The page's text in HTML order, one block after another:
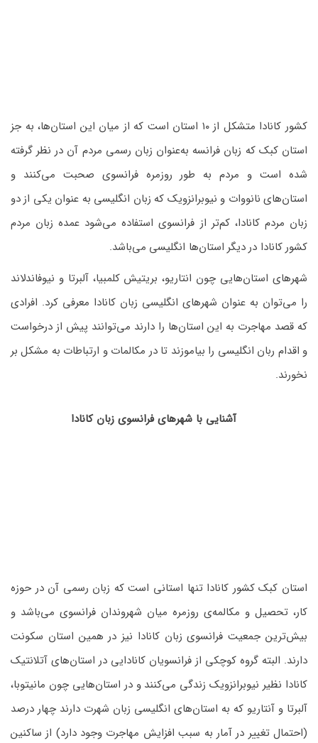
کشور کانادا متشکل از ۱۰ استان است که از میان این استان‌ها، به ‌جز
استان کبک که زبان فرانسه به‌عنوان زبان رسمی مردم آن در نظر گرفته‌
شده است و مردم به ‌طور روزمره فرانسوی صحبت می‌کنند و
استان‌های نانووات و نیوبرانزویک که زبان انگلیسی به عنوان یکی از دو
زبان مردم کانادا، کم‌تر از فرانسوی استفاده می‌شود عمده زبان مردم
کشور کانادا در دیگر استان‌ها انگلیسی می‌باشد.
شهرهای استان‌هایی چون انتاریو، بریتیش کلمبیا، آلبرتا و نیوفاندلاند
را می‌توان به عنوان شهرهای انگلیسی زبان کانادا معرفی کرد. افرادی
که قصد مهاجرت به این استان‌ها را دارند می‌توانند پیش از درخواست
و اقدام ربان انگلیسی را بیاموزند تا در مکالمات و ارتباطات به مشکل بر
نخورند.
آشنایی با شهرهای فرانسوی زبان کانادا
استان کبک کشور کانادا تنها استانی است که زبان رسمی آن در حوزه
کار، تحصیل و مکالمه‌ی روزمره میان شهروندان فرانسوی می‌باشد و
بیش‌ترین جمعیت فرانسوی زبان کانادا نیز در همین استان سکونت
دارند. البته گروه کوچکی از فرانسویان کانادایی در استان‌های آتلانتیک
کانادا نظیر نیوبرانزویک زندگی می‌کنند و در استان‌هایی چون مانیتوبا،
آلبرتا و آنتاریو که به استان‌های انگلیسی زبان شهرت دارند چهار درصد
(احتمال تغییر در آمار به سبب افزایش مهاجرت وجود دارد) از ساکنین